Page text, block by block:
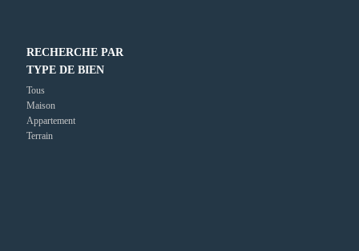
RECHERCHE PAR
TYPE DE BIEN
Tous
Maison
Appartement
Terrain